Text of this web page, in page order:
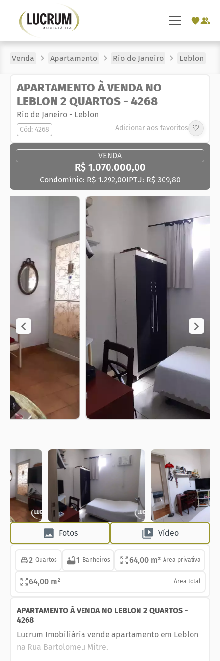
Venda Apartamento Rio de Janeiro Leblon
APARTAMENTO À VENDA NO
LEBLON 2 QUARTOS - 4268
Rio de Janeiro- Leblon
Adicionar aos favoritos ♡
Cód: 4268
VENDA
R$ 1.070.000,00
Condomínio: R$ 1.292,00IPTU: R$ 309,80
Fotos Vídeo
2 Quartos 1 Banheiros 64,00 m² Área privativa
64,00 m² Área total
APARTAMENTO À VENDA NO LEBLON 2 QUARTOS -
4268
Lucrum Imobiliária vende apartamento em Leblon
na Rua Bartolomeu Mitre.